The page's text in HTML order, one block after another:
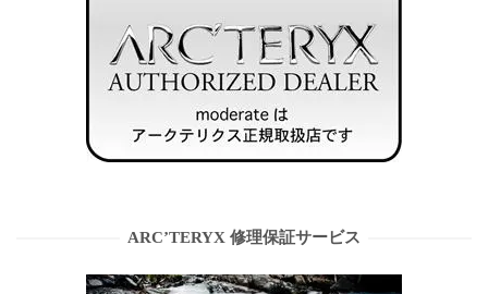
ARC’TERYX 修理保証サービス